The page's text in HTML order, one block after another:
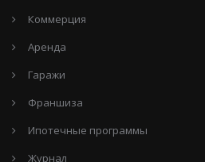
Коммерция
Аренда
Гаражи
Франшиза
Ипотечные программы
Журнал